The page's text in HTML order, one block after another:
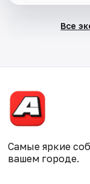
Все
Самые яркие
вашем городе.